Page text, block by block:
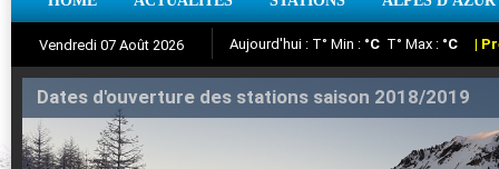
Vendredi 07 Août 2026 Iso à 0° :m Neige sur 12 heures : cm